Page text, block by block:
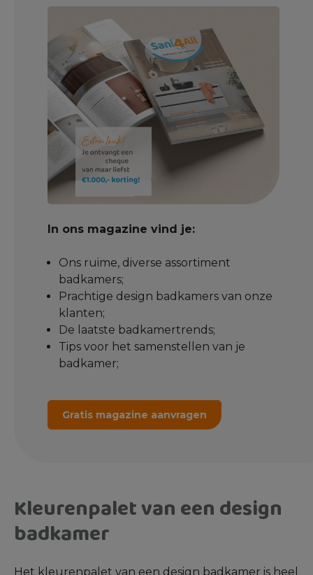
In ons magazine vind je:
Ons ruime, diverse assortiment
badkamers;
Prachtige design badkamers van onze
klanten;
De laatste badkamertrends;
Tips voor het samenstellen van je
badkamer;
Gratis magazine aanvragen
Kleurenpalet van een design
badkamer
Het kleurenpalet van een design badkamer is heel